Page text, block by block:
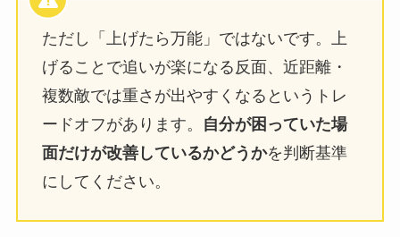
ただし「上げたら万能」ではないです。上
げることで追いが楽になる反面、近距離・
複数敵では重さが出やすくなるというトレ
ードオフがあります。
自分が困っていた場
面だけが改善しているかどうかを判断基準
にしてください。